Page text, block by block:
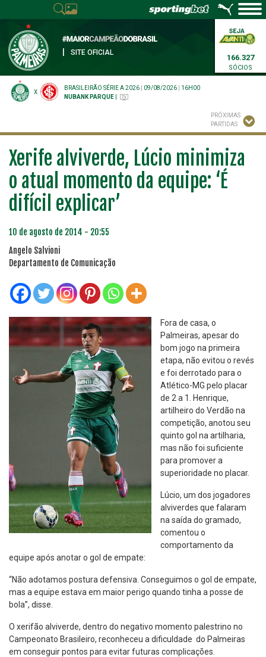
SITE OFICIAL
166.327
SÓCIOS
X
BRASILEIRÃO SÉRIE A 2026 09/08/2026
16H00
NUBANK PARQUE
PRÓXIMAS
PARTIDAS
Xerife alviverde, Lúcio minimiza
o atual momento da equipe: ‘É
difícil explicar’
10 de agosto de 2014 - 20:55
Angelo Salvioni
Departamento de Comunicação
Fora de casa, o
Palmeiras, apesar do
bom jogo na primeira
etapa, não evitou o revés
e foi derrotado para o
Atlético-MG pelo placar
de 2 a 1. Henrique,
artilheiro do Verdão na
competição, anotou seu
quinto gol na artilharia,
mas não foi suficiente
para promover a
superioridade no placar.
Lúcio, um dos jogadores
alviverdes que falaram
na saída do gramado,
comentou o
comportamento da
equipe após anotar o gol de empate:
“Não adotamos postura defensiva. Conseguimos o gol de empate,
mas a equipe estava em maior perigo quando tinha a posse de
bola”, disse.
O xerifão alviverde, dentro do negativo momento palestrino no
Campeonato Brasileiro, reconheceu a dificuldade do Palmeiras
em conseguir pontos para evitar futuras complicações.